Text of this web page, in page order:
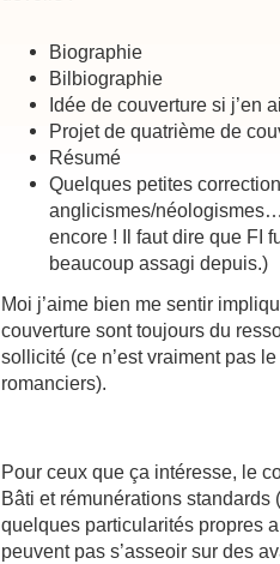
Biographie
Bilbiographie
Idée de couverture si j’en
Projet de quatrième de
Résumé
Quelques petites
anglicismes/
encore ! Il faut dire que FI
beaucoup assagi depuis.)
Moi j’aime bien me sentir
couverture sont toujours du
sollicité (ce n’est vraiment pas
romanciers).
Pour ceux que ça intéresse, le
Bâti et rémunérations
quelques particularités propres
peuvent pas s’asseoir sur des